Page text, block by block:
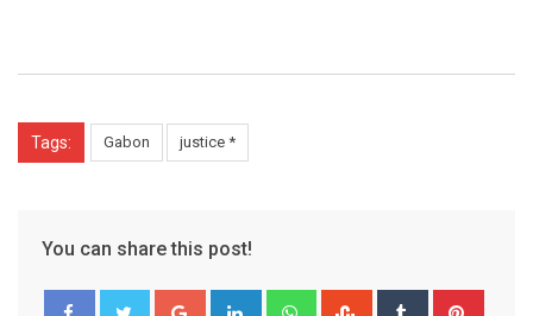
Tags: Gabon justice *
You can share this post!